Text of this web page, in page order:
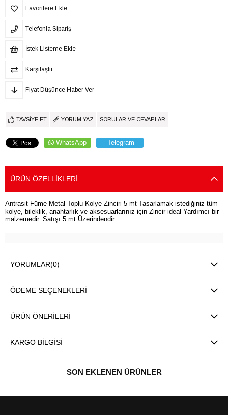
Favorilere Ekle
Telefonla Sipariş
İstek Listeme Ekle
Karşılaştır
Fiyat Düşünce Haber Ver
TAVSIYE ET YORUM YAZ SORULAR VE CEVAPLAR
WhatsApp Telegram
ÜRÜN ÖZELLIKLERI
Antrasit Füme Metal Toplu Kolye Zinciri 5 mt Tasarlamak istediğiniz tüm
kolye, bileklik, anahtarlık ve aksesuarlarınız için Zincir ideal Yardımcı bir
malzemedir. Satışı 5 mt Üzerindendir.
YORUMLAR(0)
ÖDEME SEÇENEKLERI
ÜRÜN ÖNERILERI
KARGO BILGISI
SON EKLENEN ÜRÜNLER